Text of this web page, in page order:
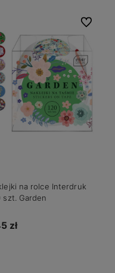
na rolce Interdruk
szt. Garden
zł
Do